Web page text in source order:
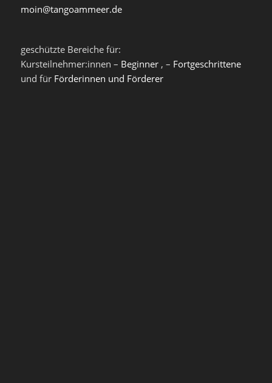
moin@tangoammeer.de
geschützte Bereiche für:
Kursteilnehmer:innen – Beginner, – Fortgeschrittene
und für Förderinnen und Förderer